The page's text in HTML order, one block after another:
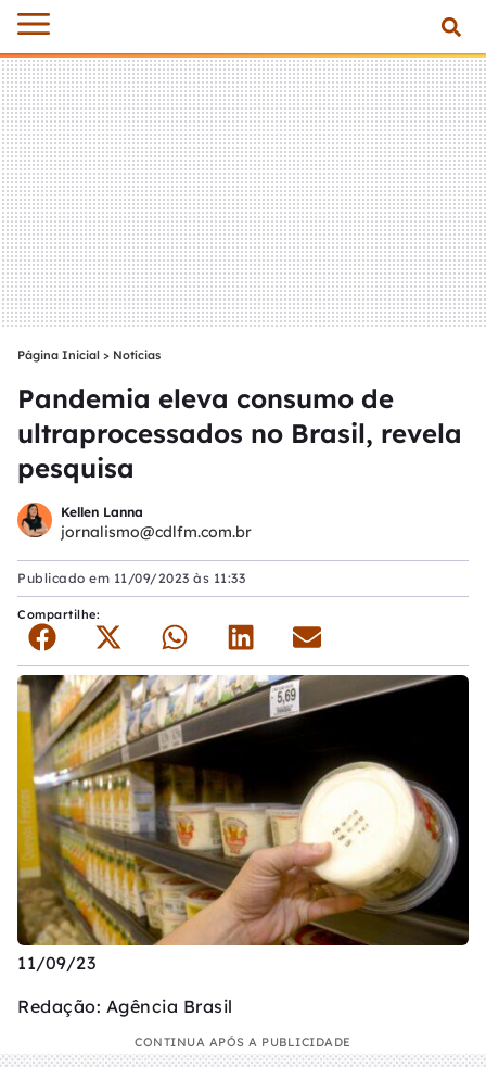
Página Inicial > Notícias
Pandemia eleva consumo de
ultraprocessados no Brasil, revela
pesquisa
Kellen Lanna
jornalismo@cdlfm.com.br
Publicado em 11/09/2023 às 11:33
Compartilhe:
11/09/23
Redação: Agência Brasil
CONTINUA APÓS A PUBLICIDADE